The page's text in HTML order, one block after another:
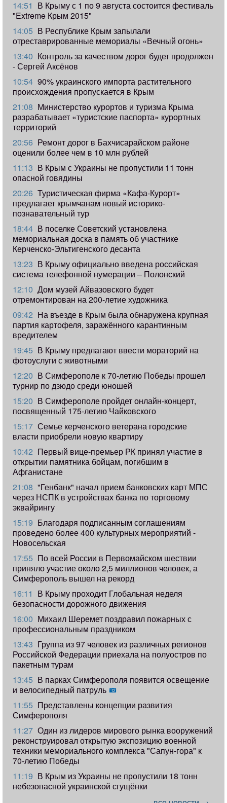
14:51 В Крыму с 1 по 9 августа состоится фестиваль
"Extreme Крым 2015"
14:05 В Республике Крым запылали
отреставрированные мемориалы «Вечный огонь»
13:40 Контроль за качеством дорог будет продолжен
- Сергей Аксёнов
10:54 90% украинского импорта растительного
происхождения пропускается в Крым
21:08 Министерство курортов и туризма Крыма
разрабатывает «туристские паспорта» курортных
территорий
20:56 Ремонт дорог в Бахчисарайском районе
оценили более чем в 10 млн рублей
11:13 В Крым с Украины не пропустили 11 тонн
опасной говядины
20:26 Туристическая фирма «Кафа-Курорт»
предлагает крымчанам новый историко-
познавательный тур
18:44 В поселке Советский установлена
мемориальная доска в память об участнике
Керченско-Эльтигенского десанта
13:23 В Крыму официально введена российская
система телефонной нумерации – Полонский
12:10 Дом музей Айвазовского будет
отремонтирован на 200-летие художника
09:42 ​На въезде в Крым была обнаружена крупная
партия картофеля, заражённого карантинным
вредителем
19:45 В Крыму предлагают ввести мораторий на
фотоуслуги с животными
12:20 В Симферополе к 70-летию Победы прошел
турнир по дзюдо среди юношей
15:20 В Симферополе пройдет онлайн-концерт,
посвященный 175-летию Чайковского
15:17 Семье керченского ветерана городские
власти приобрели новую квартиру
10:42 Первый вице-премьер РК принял участие в
открытии памятника бойцам, погибшим в
Афганистане
21:08 "Генбанк" начал прием банковских карт МПС
через НСПК в устройствах банка по торговому
эквайрингу
15:19 Благодаря подписанным соглашениям
проведено более 400 культурных мероприятий -
Новосельская
17:55 ​По всей России в Первомайском шествии
приняло участие около 2,5 миллионов человек, а
Симферополь вышел на рекорд
16:11 В Крыму проходит Глобальная неделя
безопасности дорожного движения
16:00 Михаил Шеремет поздравил пожарных с
профессиональным праздником
13:43 Группа из 97 человек из различных регионов
Российской Федерации приехала на полуостров по
пакетным турам
13:45 В парках Симферополя появится освещение
и велосипедный патруль
11:55 Представлены концепции развития
Симферополя
11:27 Один из лидеров мирового рынка вооружений
реконструировал открытую экспозицию военной
техники мемориального комплекса "Сапун-гора" к
70-летию Победы
11:19 ​В Крым из Украины не пропустили 18 тонн
небезопасной украинской сгущёнки